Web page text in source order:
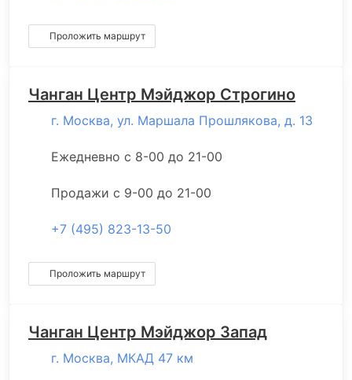
Проложить маршрут
Чанган Центр Мэйджор Строгино
г. Москва, ул. Маршала Прошлякова, д. 13
Ежедневно с 8-00 до 21-00
Продажи с 9-00 до 21-00
+7 (495) 823-13-50
Проложить маршрут
Чанган Центр Мэйджор Запад
г. Москва, МКАД 47 км